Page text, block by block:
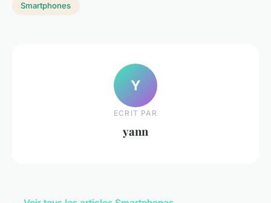
Smartphones
Y
ECRIT PAR
yann